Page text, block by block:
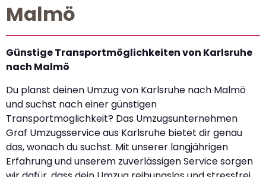
Malmö
Günstige Transportmöglichkeiten von Karlsruhe
nach Malmö
Du planst deinen Umzug von Karlsruhe nach Malmö
und suchst nach einer günstigen
Transportmöglichkeit? Das Umzugsunternehmen
Graf Umzugsservice aus Karlsruhe bietet dir genau
das, wonach du suchst. Mit unserer langjährigen
Erfahrung und unserem zuverlässigen Service sorgen